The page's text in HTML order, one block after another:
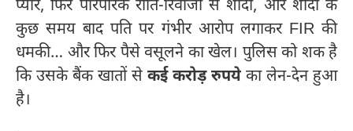
प्यार, फिर पारंपरिक रीति-रिवाजों से शादी, और शादी के
कुछ समय बाद पति पर गंभीर आरोप लगाकर FIR की
धमकी… और फिर पैसे वसूलने का खेल। पुलिस को शक है
कि उसके बैंक खातों से कई करोड़ रुपये का लेन-देन हुआ
है।